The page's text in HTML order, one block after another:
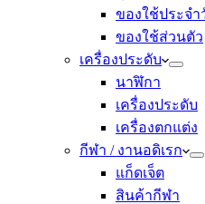
ของใช้ประจำ
ของใช้ส่วนตัว
เครื่องประดับ
นาฬิกา
เครื่องประดับ
เครื่องตกแต่ง
กีฬา / งานอดิเรก
แก็ดเจ็ต
สินค้ากีฬา